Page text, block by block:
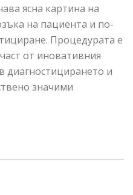
ясна картина на
на пациента и по-
Процедурата е
от иновативния
диагностицирането и
значими